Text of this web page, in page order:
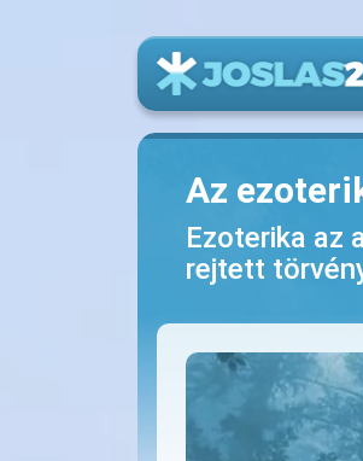
Az
Ezoterika az
rejtett